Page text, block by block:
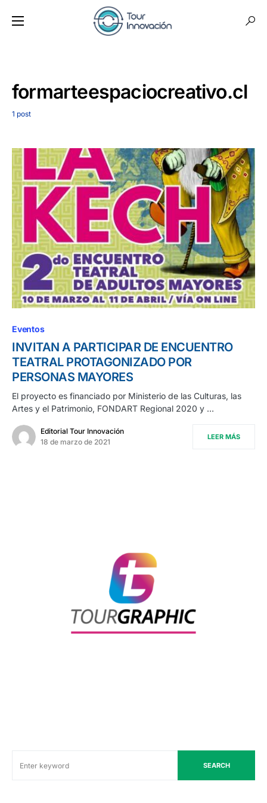
formarteespaciocreativo.cl
1 post
Eventos
INVITAN A PARTICIPAR DE ENCUENTRO
TEATRAL PROTAGONIZADO POR
PERSONAS MAYORES
El proyecto es financiado por Ministerio de las Culturas, las
Artes y el Patrimonio, FONDART Regional 2020 y …
Editorial Tour Innovación
18 de marzo de 2021
LEER MÁS
SEARCH